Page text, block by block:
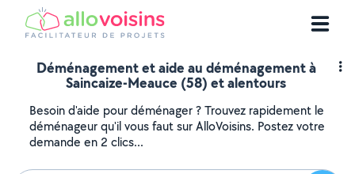
Déménagement et aide au déménagement à
Saincaize-Meauce (58) et alentours
Besoin d'aide pour déménager ? Trouvez rapidement le
déménageur qu'il vous faut sur AlloVoisins. Postez votre
demande en 2 clics...